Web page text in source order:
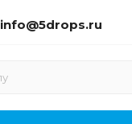
info@5drops.ru